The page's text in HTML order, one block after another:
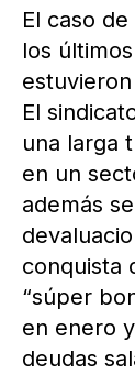
El caso
los
El
una larga
en un
además
conquista
“súper
en enero
deudas